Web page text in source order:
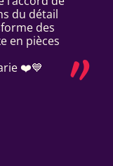
du détail
des
en pièces
❤️💙